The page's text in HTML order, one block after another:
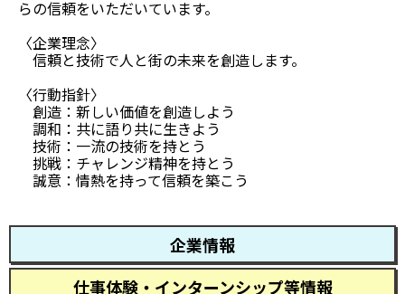
らの信頼をいただいています。
〈企業理念〉
信頼と技術で人と街の未来を創造します。
〈行動指針〉
創造：新しい価値を創造しよう
調和：共に語り共に生きよう
技術：一流の技術を持とう
挑戦：チャレンジ精神を持とう
誠意：情熱を持って信頼を築こう
企業情報
仕事体験・インターンシップ等情報